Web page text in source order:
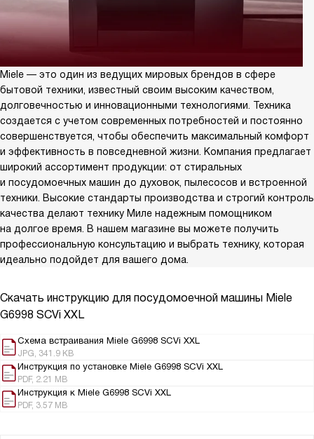
Miele — это один из ведущих мировых брендов в сфере
бытовой техники, известный своим высоким качеством,
долговечностью и инновационными технологиями. Техника
создается с учетом современных потребностей и постоянно
совершенствуется, чтобы обеспечить максимальный комфорт
и эффективность в повседневной жизни. Компания предлагает
широкий ассортимент продукции: от стиральных
и посудомоечных машин до духовок, пылесосов и встроенной
техники. Высокие стандарты производства и строгий контроль
качества делают технику Миле надежным помощником
на долгое время. В нашем магазине вы можете получить
профессиональную консультацию и выбрать технику, которая
идеально подойдет для вашего дома.
Скачать инструкцию для посудомоечной машины Miele
G6998 SCVi XXL
Схема встраивания Miele G6998 SCVi XXL
JPG, 341.9 KB
Инструкция по установке Miele G6998 SCVi XXL
PDF, 2.21 MB
Инструкция к Miele G6998 SCVi XXL
PDF, 3.57 MB